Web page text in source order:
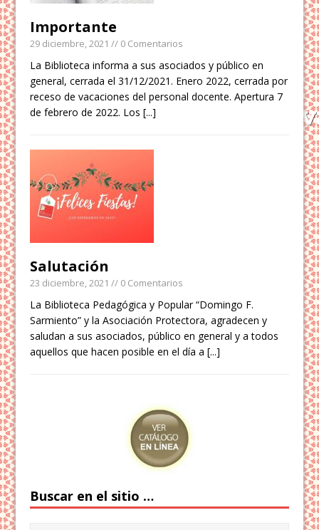
Importante
29 diciembre, 2021 // 0 Comentarios
La Biblioteca informa a sus asociados y público en
general, cerrada el 31/12/2021. Enero 2022, cerrada por
receso de vacaciones del personal docente. Apertura 7
de febrero de 2022. Los[...]
Salutación
23 diciembre, 2021 // 0 Comentarios
La Biblioteca Pedagógica y Popular “Domingo F.
Sarmiento” y la Asociación Protectora, agradecen y
saludan a sus asociados, público en general y a todos
aquellos que hacen posible en el día a[...]
Buscar en el sitio …